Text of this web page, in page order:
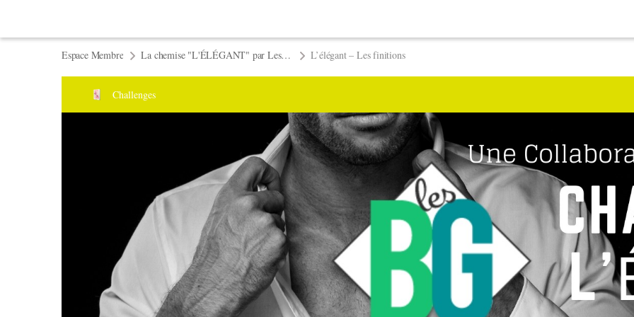
Espace Membre La chemise "L'ÉLÉGANT" par Les BG L’élégant – Les finitions
Challenges